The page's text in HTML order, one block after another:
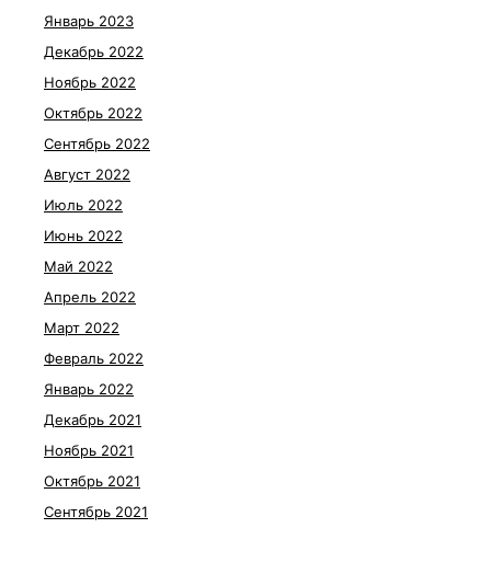
Январь 2023
Декабрь 2022
Ноябрь 2022
Октябрь 2022
Сентябрь 2022
Август 2022
Июль 2022
Июнь 2022
Май 2022
Апрель 2022
Март 2022
Февраль 2022
Январь 2022
Декабрь 2021
Ноябрь 2021
Октябрь 2021
Сентябрь 2021